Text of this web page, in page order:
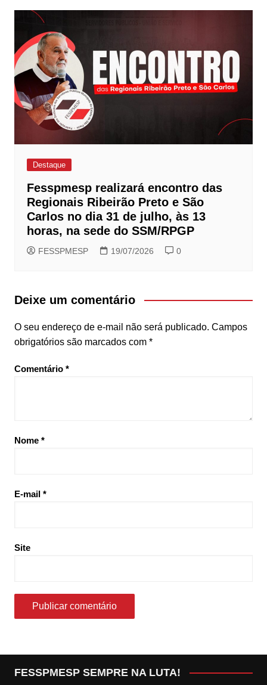
Destaque
Fesspmesp realizará encontro das
Regionais Ribeirão Preto e São
Carlos no dia 31 de julho, às 13
horas, na sede do SSM/RPGP
FESSPMESP 19/07/2026 0
Deixe um comentário
O seu endereço de e-mail não será publicado. Campos
obrigatórios são marcados com *
Comentário *
Nome *
E-mail *
Site
FESSPMESP SEMPRE NA LUTA!